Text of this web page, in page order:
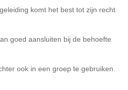
komt het best tot zijn recht
goed aansluiten bij de behoefte
ook in een groep te gebruiken.